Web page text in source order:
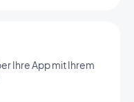
Ihre App mit Ihrem